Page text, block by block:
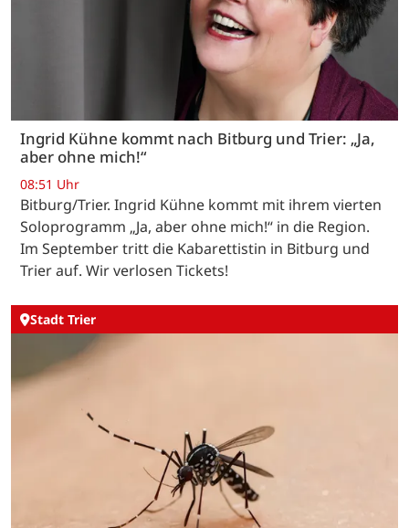
Ingrid Kühne kommt nach Bitburg und Trier: „Ja,
aber ohne mich!“
08:51 Uhr
Bitburg/Trier. Ingrid Kühne kommt mit ihrem vierten
Soloprogramm „Ja, aber ohne mich!“ in die Region.
Im September tritt die Kabarettistin in Bitburg und
Trier auf. Wir verlosen Tickets!
Stadt Trier